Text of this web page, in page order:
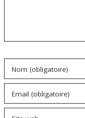
Nom (obligatoire)
Email (obligatoire)